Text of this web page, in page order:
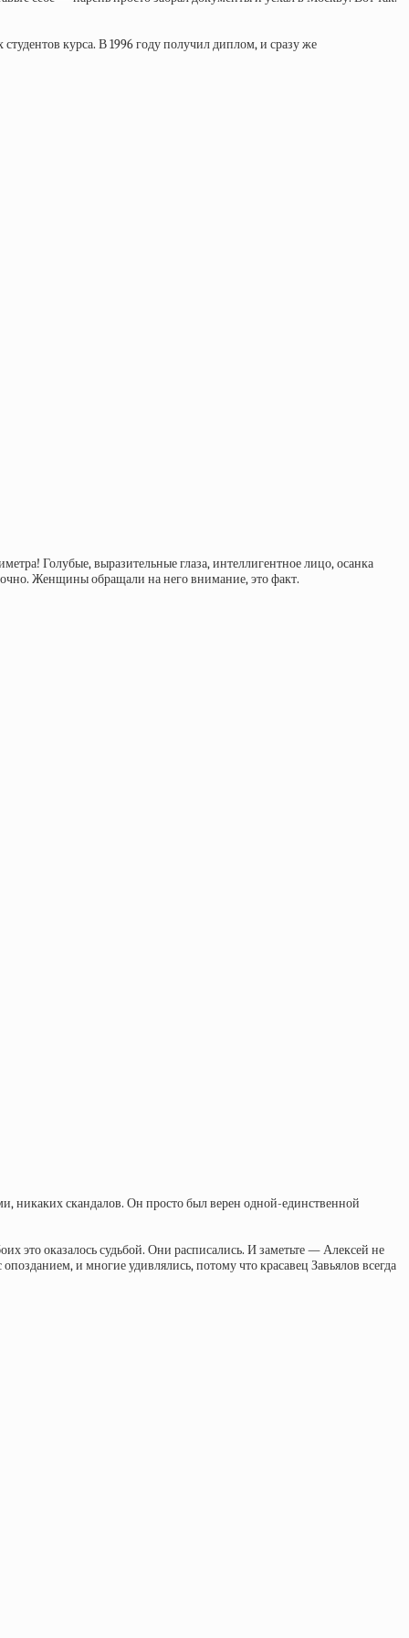
курса. В 1996 году получил диплом, и сразу же
Голубые, выразительные глаза, интеллигентное лицо, осанка
Женщины обращали на него внимание, это факт.​
никаких скандалов. Он просто был верен одной-единственной
это оказалось судьбой. Они расписались. И заметьте — Алексей не
и многие удивлялись, потому что красавец Завьялов всегда